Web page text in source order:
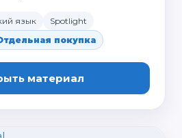
язык
Spotlight
покупка
материал